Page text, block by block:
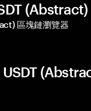
(Abstract)
區塊鏈瀏覽器